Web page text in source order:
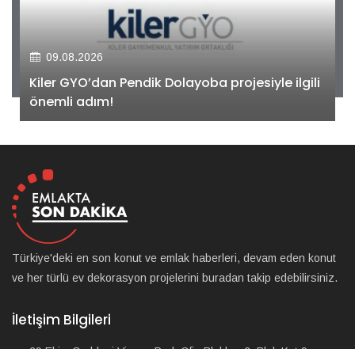
09.08.2026
Kiler GYO’dan Pendik Dolayoba projesiyle ilgili
önemli adım!
Türkiye'deki en son konut ve emlak haberleri, devam eden konut
ve her türlü ev dekorasyon projelerini buradan takip edebilirsiniz.
İletişim Bilgileri